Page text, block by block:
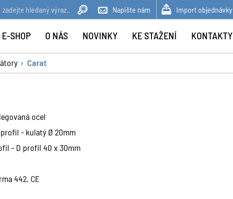
Carat
ocel
- kulatý Ø 20mm
- D profil 40 x 30mm
442, CE
Napište nám Import objednávky
SHOP O NÁS NOVINKY KE STAŽENÍ KONTAKTY